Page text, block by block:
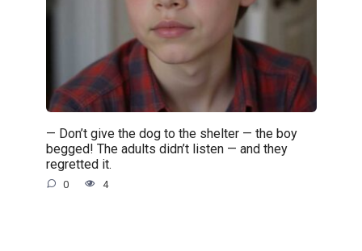
— Don’t give the dog to the shelter — the boy
begged! The adults didn’t listen — and they
regretted it.
0 4